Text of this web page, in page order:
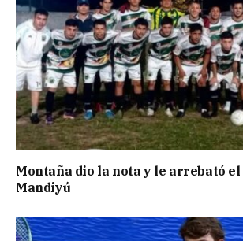
Montaña dio la nota y le arrebató
Mandiyú